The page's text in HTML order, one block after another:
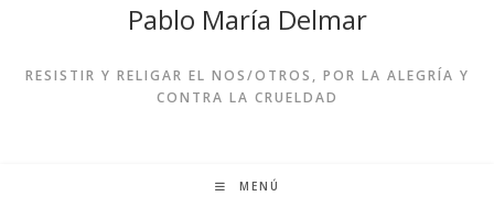
Pablo María Delmar
RESISTIR Y RELIGAR EL NOS/OTROS, POR LA ALEGRÍA Y
CONTRA LA CRUELDAD
MENÚ